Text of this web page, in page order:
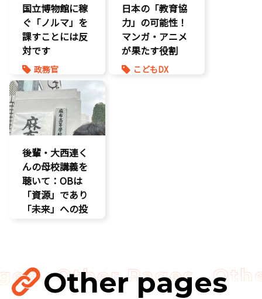
国立博物館に稼
ぐ「ノルマ」を
課すことには反
対です
政務官
知的財産
日本の「教育協
力」の可能性！
マンガ・アニメ
が果たす役割
こどもDX
後輩・大西連く
んの母校講義を
聴いて：OBは
「資源」であり
「未来」への投
資だ
講演会
Other pages